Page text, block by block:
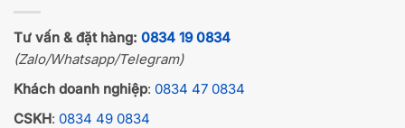
Tư vấn & đặt hàng: 0834 19 0834
(Zalo/Whatsapp/Telegram)
Khách doanh nghiệp: 0834 47 0834
CSKH: 0834 49 0834